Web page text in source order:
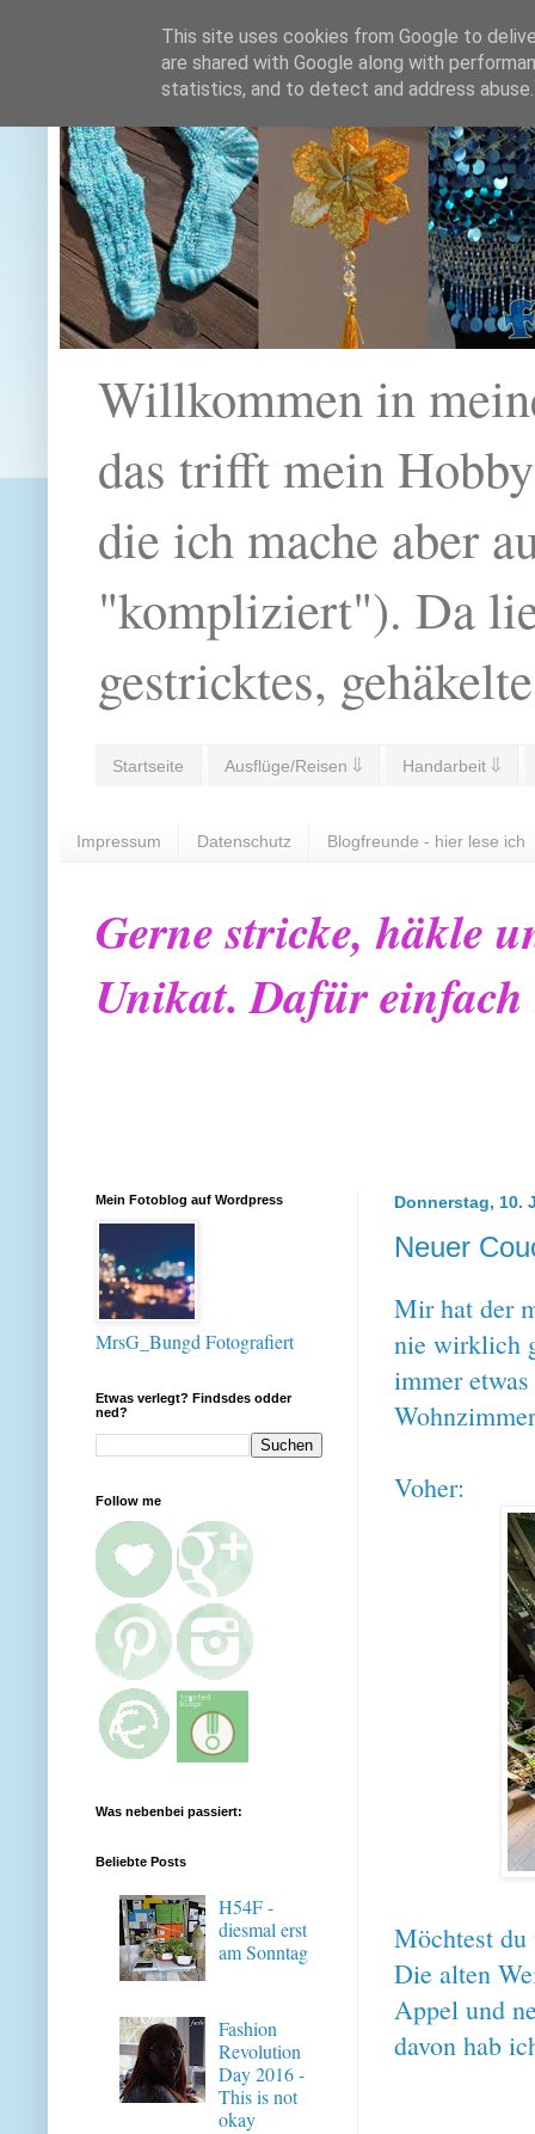
Willkommen in
das trifft mein
die ich mache aber
"kompliziert"). Da
gestricktes,
Startseite Ausflüge/Reisen ⇓ Handarbeit ⇓
Impressum Datenschutz Blogfreunde - hier lese ich
Gerne stricke, häkle
Unikat. Dafür
Donnerstag, 10.
Neuer
Mir hat der
nie wirklich
immer
Voher:
Möchtest du
Die alten
Appel und
davon hab
Mein Fotoblog auf Wordpress
MrsG_Bungd Fotografiert
Etwas verlegt? Findsdes odder
ned?
Follow me
Was nebenbei passiert:
Beliebte Posts
H54F -
diesmal erst
am Sonntag
Fashion
Revolution
Day 2016 -
This is not
okay
This site uses cookies from Google to
are shared with Google along with
statistics, and to detect and address abuse.